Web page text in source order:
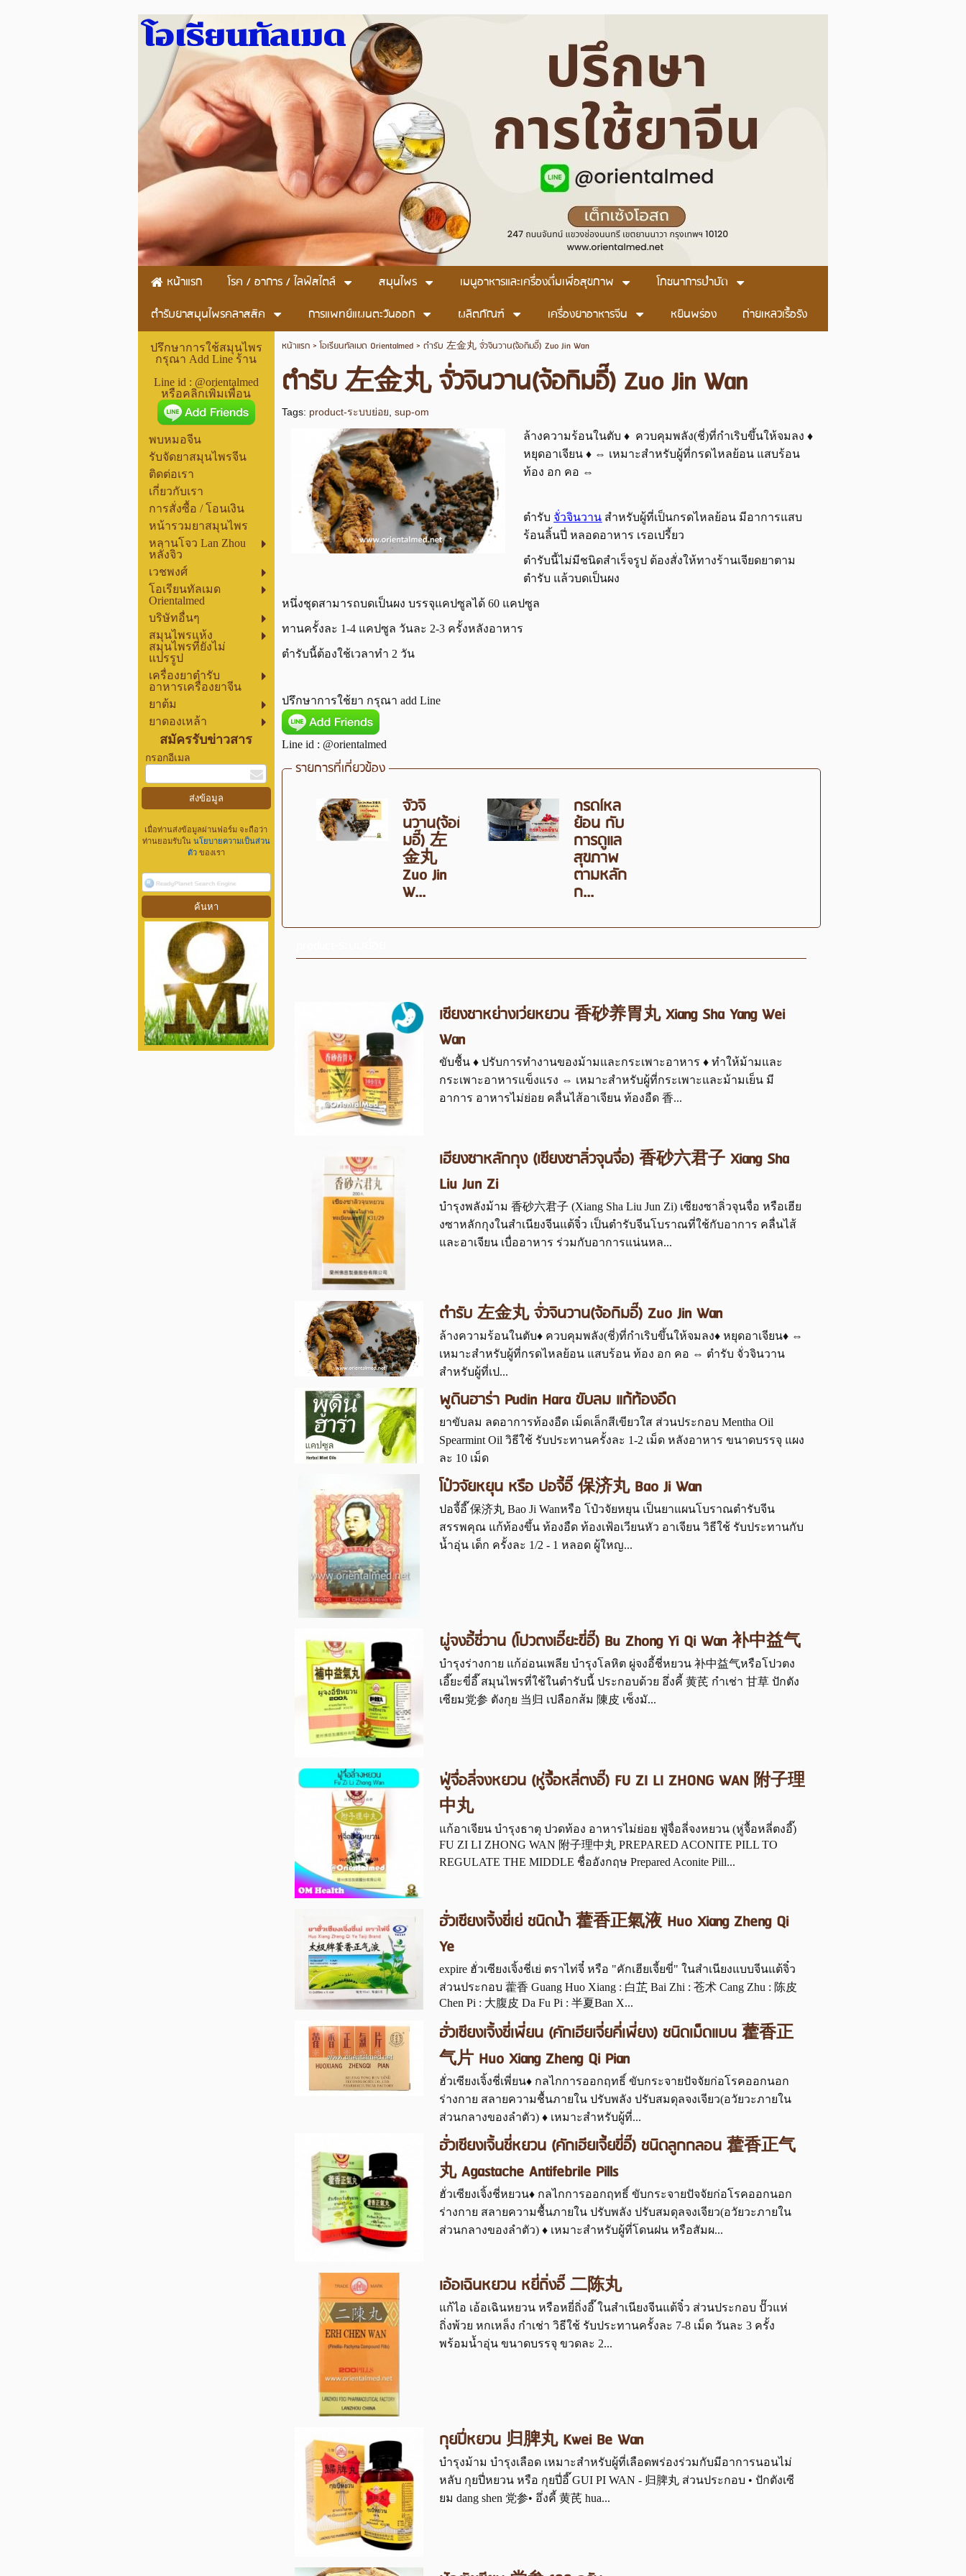
โอเรียนทัลเมด
หน้าแรก โรค / อาการ / ไลฟ์สไตล์ สมุนไพร เมนูอาหารและเครื่องดื่มเพื่อสุขภาพ
โภชนาการบำบัด
ตำรับยาสมุนไพรคลาสสิค
การแพทย์แผนตะวันออก ผลิตภัณฑ์ เครื่องยาอาหารจีน หยินพร่อง ถ่ายเหลวเรื้อรัง
ปรึกษาการใช้สมุนไพร
กรุณา Add Line ร้าน
Line id : @orientalmed
หรือคลิกเพิ่มเพื่อน
พบหมอจีน
รับจัดยาสมุนไพรจีน
ติดต่อเรา
เกี่ยวกับเรา
การสั่งซื้อ / โอนเงิน
หน้ารวมยาสมุนไพร
หลานโจว Lan Zhou
หลั่งจิว
เวชพงศ์
โอเรียนทัลเมด
Orientalmed
บริษัทอื่นๆ
สมุนไพรแห้ง
สมุนไพรที่ยังไม่
แปรรูป
เครื่องยาตำรับ
อาหารเครื่องยาจีน
ยาต้ม
ยาดองเหล้า
สมัครรับข่าวสาร
กรอกอีเมล
เมื่อท่านส่งข้อมูลผ่านฟอร์ม จะถือว่า
ท่านยอมรับในนโยบายความเป็นส่วน
ตัว ของเรา
หน้าแรก>โอเรียนทัลเมด Orientalmed> ตำรับ 左金丸 จั่วจินวาน(จ้อกิมอี๊) Zuo Jin Wan
ตำรับ 左金丸 จั่วจินวาน(จ้อกิมอี๊) Zuo Jin Wan
Tags: product-ระบบย่อย ,sup-om
ล้างความร้อนในตับ ♦ ควบคุมพลัง(ชี่)ที่กำเริบขึ้นให้จมลง ♦
หยุดอาเจียน ♦ ⇔ เหมาะสำหรับผู้ที่กรดไหลย้อน แสบร้อน
ท้อง อก คอ ⇔
ตำรับ จั่วจินวาน สำหรับผู้ที่เป็นกรดไหลย้อน มีอาการแสบ
ร้อนลิ้นปี่ หลอดอาหาร เรอเปรี้ยว
ตำรับนี้ไม่มีชนิดสำเร็จรูป ต้องสั่งให้ทางร้านเจียดยาตาม
ตำรับ แล้วบดเป็นผง
หนึ่งชุดสามารถบดเป็นผง บรรจุแคปซูลได้ 60 แคปซูล
ทานครั้งละ 1-4 แคปซูล วันละ 2-3 ครั้งหลังอาหาร
ตำรับนี้ต้องใช้เวลาทำ 2 วัน
ปรึกษาการใช้ยา กรุณา add Line
Line id : @orientalmed
รายการที่เกี่ยวข้อง
จั่วจิ
นวาน(จ้อกิ
มอี๊) 左
金丸
Zuo Jin
W...
กรดไหล
ย้อน กับ
การดูแล
สุขภาพ
ตามหลัก
ก...
เซียงชาหย่างเว่ยหยวน 香砂养胃丸 Xiang Sha Yang Wei
Wan
ขับชื้น ♦ ปรับการทำงานของม้ามและกระเพาะอาหาร ♦ ทำให้ม้ามและ
กระเพาะอาหารแข็งแรง ⇔ เหมาะสำหรับผู้ที่กระเพาะและม้ามเย็น มี
อาการ อาหารไม่ย่อย คลื่นไส้อาเจียน ท้องอืด 香...
เฮียงซาหลักกุง (เซียงซาลิ่วจุนจื่อ) 香砂六君子 Xiang Sha
Liu Jun Zi
บำรุงพลังม้าม 香砂六君子 (Xiang Sha Liu Jun Zi) เซียงซาลิ่วจุนจื่อ หรือเฮีย
งซาหลักกุงในสำเนียงจีนแต้จิ๋ว เป็นตำรับจีนโบราณที่ใช้กับอาการ คลื่นไส้
และอาเจียน เบื่ออาหาร ร่วมกับอาการแน่นหล...
ตำรับ 左金丸 จั่วจินวาน(จ้อกิมอี๊) Zuo Jin Wan
ล้างความร้อนในตับ♦ ควบคุมพลัง(ชี่)ที่กำเริบขึ้นให้จมลง♦ หยุดอาเจียน♦ ⇔
เหมาะสำหรับผู้ที่กรดไหลย้อน แสบร้อน ท้อง อก คอ ⇔ ตำรับ จั่วจินวาน
สำหรับผู้ที่เป...
พูดินฮาร่า Pudin Hara ขับลม แก้ท้องอืด
ยาขับลม ลดอาการท้องอืด เม็ดเล็กสีเขียวใส ส่วนประกอบ Mentha Oil
Spearmint Oil วิธีใช้ รับประทานครั้งละ 1-2 เม็ด หลังอาหาร ขนาดบรรจุ แผง
ละ 10 เม็ด
โป๋วจัยหยุน หรือ ปอจี้อี๊ 保济丸 Bao Ji Wan
ปอจี้อี๊ 保济丸 Bao Ji Wanหรือ โป๋วจัยหยุน เป็นยาแผนโบราณตำรับจีน
สรรพคุณ แก้ท้องขึ้น ท้องอืด ท้องเฟ้อเวียนหัว อาเจียน วิธีใช้ รับประทานกับ
น้ำอุ่น เด็ก ครั้งละ 1/2 - 1 หลอด ผู้ใหญ...
ผู่จงอี้ชี่วาน (โปวตงเอี๊ยะขี่อี๊) Bu Zhong Yi Qi Wan 补中益气
บำรุงร่างกาย แก้อ่อนเพลีย บำรุงโลหิต ผู่จงอี้ชี่หยวน 补中益气หรือโปวตง
เอี๊ยะขี่อี๊ สมุนไพรที่ใช้ในตำรับนี้ ประกอบด้วย อึ่งคี้ 黄芪 กำเช่า 甘草 ปักตัง
เซียม党参 ตังกุย 当归 เปลือกส้ม 陳皮 เซ็งมั...
ฟู่จื่อลี่จงหยวน (หู่จื้อหลี่ตงอี๊) FU ZI LI ZHONG WAN 附子理
中丸
แก้อาเจียน บำรุงธาตุ ปวดท้อง อาหารไม่ย่อย ฟู่จื่อลี่จงหยวน (หู่จื้อหลี่ตงอี๊)
FU ZI LI ZHONG WAN 附子理中丸 PREPARED ACONITE PILL TO
REGULATE THE MIDDLE ชื่ออังกฤษ Prepared Aconite Pill...
ฮั่วเซียงเจิ้งชี่เย่ ชนิดน้ำ 藿香正氣液 Huo Xiang Zheng Qi
Ye
expire ฮั่วเซียงเจิ้งชี่เย่ ตราไท่จี๋ หรือ "คักเฮียเจี้ยขี่" ในสำเนียงแบบจีนแต้จิ๋ว
ส่วนประกอบ 藿香 Guang Huo Xiang : 白芷ฺ Bai Zhi : 苍术 Cang Zhu : 陈皮
Chen Pi : 大腹皮 Da Fu Pi : 半夏Ban X...
ฮั่วเซียงเจิ้งชี่เพี่ยน (คักเฮียเจี่ยคี่เพี่ยง) ชนิดเม็ดแบน 藿香正
气片 Huo Xiang Zheng Qi Pian
ฮั่วเซียงเจิ้งชี่เพี่ยน♦ กลไกการออกฤทธิ์ ขับกระจายปัจจัยก่อโรคออกนอก
ร่างกาย สลายความชื้นภายใน ปรับพลัง ปรับสมดุลจงเจียว(อวัยวะภายใน
ส่วนกลางของลำตัว) ♦ เหมาะสำหรับผู้ที่...
ฮั่วเซียงเจิ้นชี่หยวน (คักเฮียเจี้ยขี่อี๊) ชนิดลูกกลอน 藿香正气
丸 Agastache Antifebrile Pills
ฮั่วเซียงเจิ้งชี่หยวน♦ กลไกการออกฤทธิ์ ขับกระจายปัจจัยก่อโรคออกนอก
ร่างกาย สลายความชื้นภายใน ปรับพลัง ปรับสมดุลจงเจียว(อวัยวะภายใน
ส่วนกลางของลำตัว) ♦ เหมาะสำหรับผู้ที่โดนฝน หรือสัมผ...
เอ้อเฉินหยวน หยี่ถิ่งอี๊ 二陈丸
แก้ไอ เอ้อเฉินหยวน หรือหยี่ถิ่งอี๊ ในสำเนียงจีนแต้จิ๋ว ส่วนประกอบ ปั๊วแห่
ถิ่งพ้วย หกเหล็ง กำเช่า วิธีใช้ รับประทานครั้งละ 7-8 เม็ด วันละ 3 ครั้ง
พร้อมน้ำอุ่น ขนาดบรรจุ ขวดละ 2...
กุยปี่หยวน 归脾丸 Kwei Be Wan
บำรุงม้าม บำรุงเลือด เหมาะสำหรับผู้ที่เลือดพร่องร่วมกับมีอาการนอนไม่
หลับ กุยปี่หยวน หรือ กุยปี่อี๊ GUI PI WAN - 归脾丸 ส่วนประกอบ • ปักตังเซี
ยม dang shen 党参• อึ่งคี้ 黄芪 hua...